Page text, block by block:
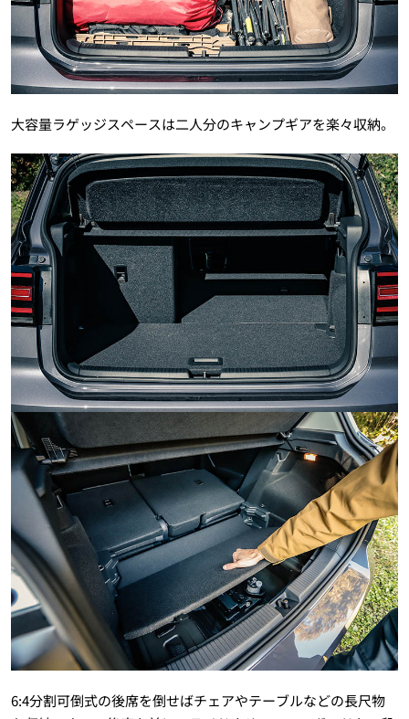
大容量ラゲッジスペースは二人分のキャンプギアを楽々収納。
6:4分割可倒式の後席を倒せばチェアやテーブルなどの長尺物